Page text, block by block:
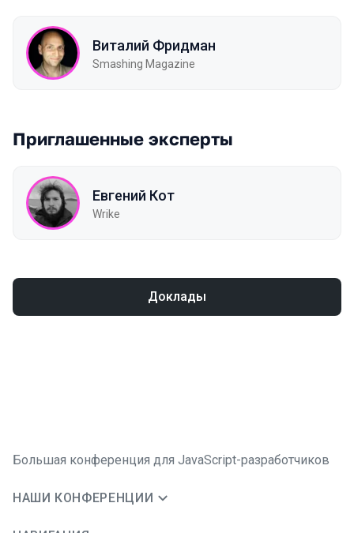
Виталий Фридман
Smashing Magazine
Приглашенные эксперты
Евгений Кот
Wrike
Доклады
Большая конференция для JavaScript-разработчиков
НАШИ КОНФЕРЕНЦИИ